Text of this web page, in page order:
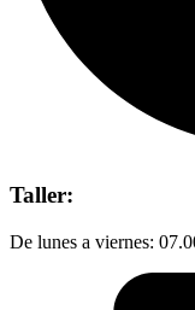
Taller:
De lunes a viernes: